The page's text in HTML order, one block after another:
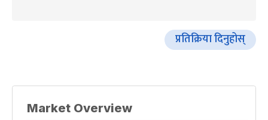
प्रतिक्रिया दिनुहोस्